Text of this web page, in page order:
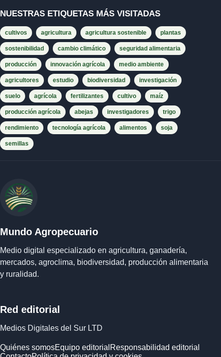
NUESTRAS ETIQUETAS MÁS VISITADAS
cultivos agricultura agricultura sostenible plantas
sostenibilidad cambio climático seguridad alimentaria
producción innovación agrícola medio ambiente
agricultores estudio biodiversidad investigación
suelo agrícola fertilizantes cultivo maíz
producción agrícola abejas investigadores trigo
rendimiento tecnología agrícola alimentos soja
semillas
Mundo Agropecuario
Medio digital especializado en agricultura, ganadería,
mercados, agroclima, biodiversidad, producción alimentaria
y ruralidad.
Red editorial
Medios Digitales del Sur LTD
Quiénes somosEquipo editorial Responsabilidad editorial